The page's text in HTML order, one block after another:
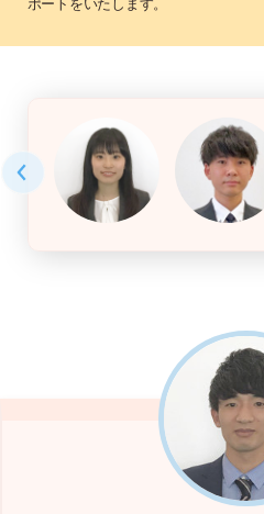
ポートをいたします。